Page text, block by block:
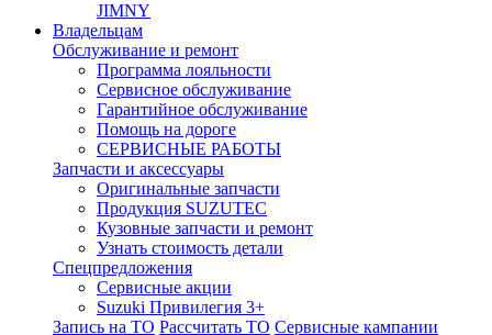
JIMNY
Владельцам
Обслуживание и ремонт
Программа лояльности
Сервисное обслуживание
Гарантийное обслуживание
Помощь на дороге
СЕРВИСНЫЕ РАБОТЫ
Запчасти и аксессуары
Оригинальные запчасти
Продукция SUZUTEC
Кузовные запчасти и ремонт
Узнать стоимость детали
Спецпредложения
Сервисные акции
Suzuki Привилегия 3+
Запись на ТО Рассчитать ТО Сервисные кампании